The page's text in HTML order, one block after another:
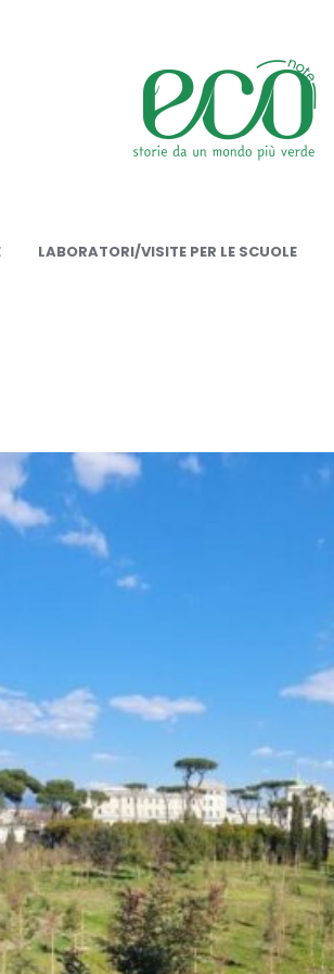
LABORATORI/VISITE PER LE SCUOLE